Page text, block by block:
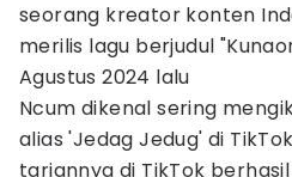
seorang kreator konten
merilis lagu berjudul
Agustus 2024 lalu
Ncum dikenal sering
alias 'Jedag Jedug' di
tariannya di TikTok